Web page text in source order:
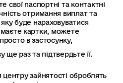
свої паспортні та контактні
отримання виплат та
буде нараховуватися
картки, можете
в застосунку,
ще раз та підтвердьте її.
центру зайнятості оброблять